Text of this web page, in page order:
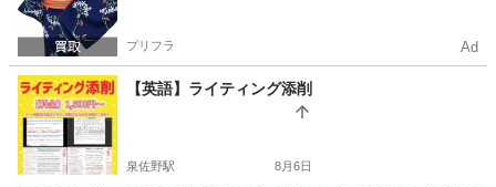
プリフラ Ad
【英語】ライティング添削
泉佐野駅 8月6日